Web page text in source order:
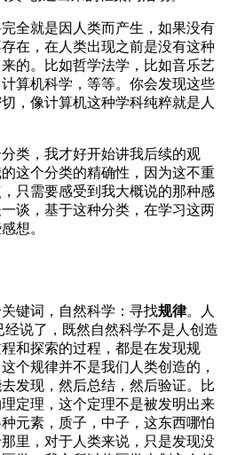
全就是因人类而产生，如果没有
在，在人类出现之前是没有这种
的。比如哲学法学，比如音乐艺
算机科学，等等。你会发现这些
，像计算机这种学科纯粹就是人
类，我才好开始讲我后续的观
这个分类的精确性，因为这不重
只需要感受到我大概说的那种感
谈，基于这种分类，在学习这两
想。
键词，自然科学：寻找规律。人
经说了，既然自然科学不是人创造
和探索的过程，都是在发现规
个规律并不是我们人类创造的，
发现，然后总结，然后验证。比
定理，这个定理不是被发明出来
元素，质子，中子，这东西哪怕
里，对于人类来说，只是发现没